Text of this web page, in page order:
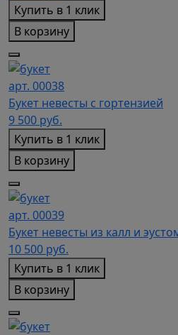
Купить в 1 клик
В корзину
арт. 00038
Букет невесты с гортензией
9 500 руб.
Купить в 1 клик
В корзину
арт. 00039
Букет невесты из калл и
10 500 руб.
Купить в 1 клик
В корзину